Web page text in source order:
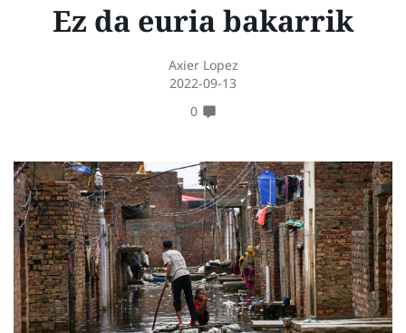
Ez da euria bakarrik
Axier Lopez
2022-09-13
0